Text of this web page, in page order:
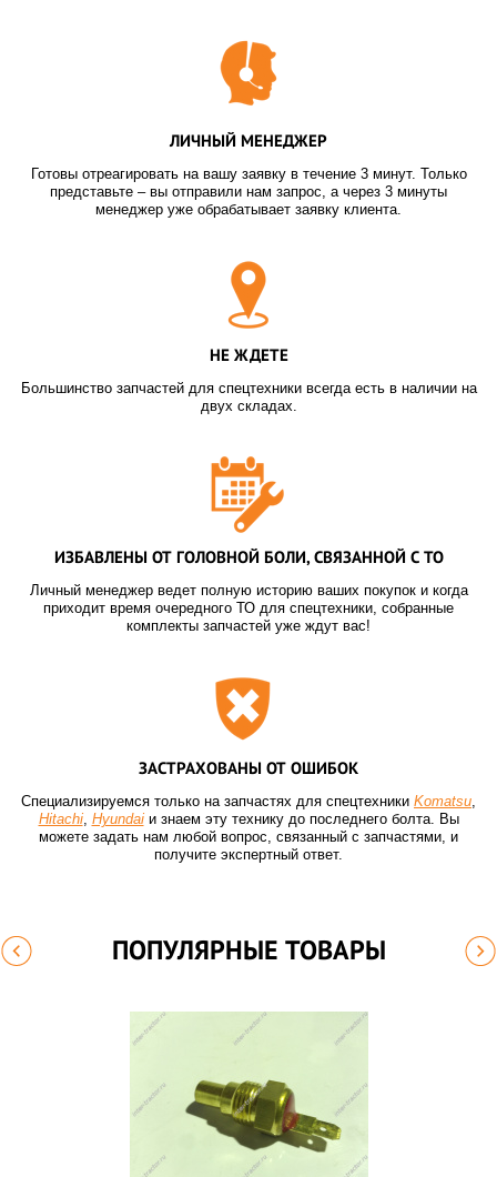
ЛИЧНЫЙ МЕНЕДЖЕР
Готовы отреагировать на вашу заявку в течение 3 минут. Только
представьте – вы отправили нам запрос, а через 3 минуты
менеджер уже обрабатывает заявку клиента.
НЕ ЖДЕТЕ
Большинство запчастей для спецтехники всегда есть в наличии на
двух складах.
ИЗБАВЛЕНЫ ОТ ГОЛОВНОЙ БОЛИ, СВЯЗАННОЙ С ТО
Личный менеджер ведет полную историю ваших покупок и когда
приходит время очередного ТО для спецтехники, собранные
комплекты запчастей уже ждут вас!
ЗАСТРАХОВАНЫ ОТ ОШИБОК
Специализируемся только на запчастях для спецтехники Komatsu,
Hitachi, Hyundaiи знаем эту технику до последнего болта. Вы
можете задать нам любой вопрос, связанный с запчастями, и
получите экспертный ответ.
ПОПУЛЯРНЫЕ ТОВАРЫ